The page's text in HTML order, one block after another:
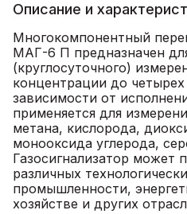
Описание и
Многокомпонентный
МАГ-6 П предназначен
(круглосуточного)
концентрации до
зависимости от
применяется для
метана, кислорода,
монооксида углерода,
Газосигнализатор может
различных
промышленности,
хозяйстве и других